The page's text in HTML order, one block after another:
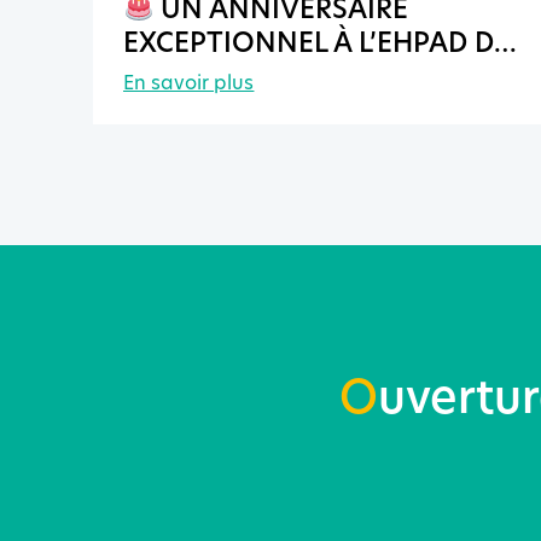
UN ANNIVERSAIRE
EXCEPTIONNEL À L’EHPAD DE
PONTMAIN
En savoir plus
O